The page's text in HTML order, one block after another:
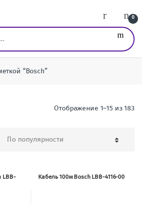
0
“Bosch”
Отображение 1–15 из 183
LBB-
Кабель 100м Bosch LBB-4116-00